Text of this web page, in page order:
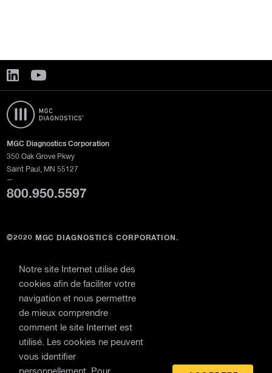
MGC Diagnostics Corporation
350 Oak Grove Pkwy
Saint Paul, MN 55127
—
800.950.5597
©2020 MGC DIAGNOSTICS CORPORATION.
29 CFR Part 471, Annexe A à Sous-partie A, 41 CFR 60-1.4, 41 C.F.R. 60-
250,5 et 41 C.F.R. 60-741.5.
Politique de confidentialité
Notre site Internet utilise des
cookies afin de faciliter votre
navigation et nous permettre
de mieux comprendre
comment le site Internet est
utilisé. Les cookies ne peuvent
vous identifier